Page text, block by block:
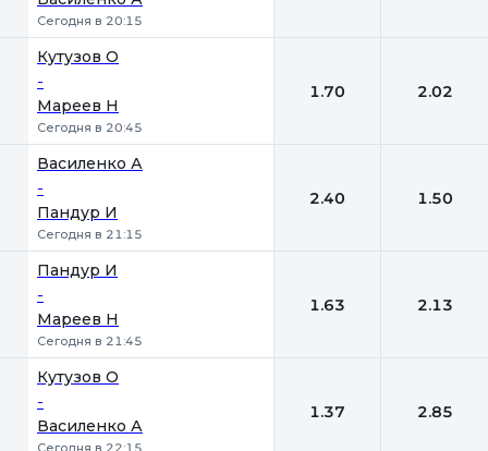
Сегодня в 20:15
Кутузов О
-
Мареев Н
Сегодня в 20:45
1.70 2.02
Василенко А
-
Пандур И
Сегодня в 21:15
2.40 1.50
Пандур И
-
Мареев Н
Сегодня в 21:45
1.63 2.13
Кутузов О
-
Василенко А
Сегодня в 22:15
1.37 2.85